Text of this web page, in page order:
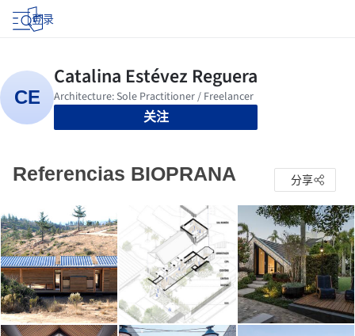
登录
关注
Referencias BIOPRANA 分享